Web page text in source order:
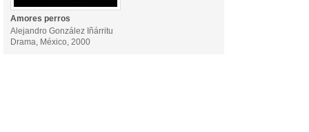
Amores perros
Alejandro González Iñárritu
Drama, México, 2000